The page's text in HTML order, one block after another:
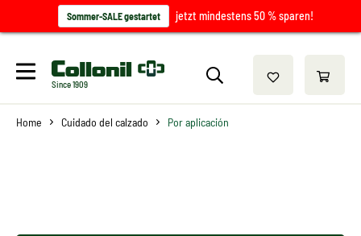
Sommer-SALE gestartet jetzt mindestens 50 % sparen!
Since 1909
Home Cuidado del calzado Por aplicación